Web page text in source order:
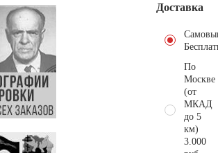
Доставка
По
Москве
(от
МКАД
до 5
км)
3.000